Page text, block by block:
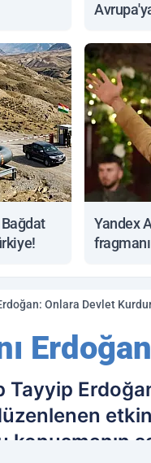
Yandex
Onlara Devlet
Tayyip